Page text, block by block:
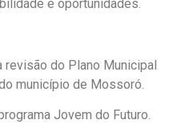
e oportunidades.
do Plano Municipal
município de Mossoró.
Jovem do Futuro.